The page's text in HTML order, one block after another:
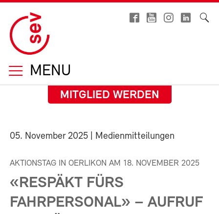
MENU
MITGLIED WERDEN
05. November 2025 | Medienmitteilungen
AKTIONSTAG IN OERLIKON AM 18. NOVEMBER 2025
«RESPÄKT FÜRS
FAHRPERSONAL» – AUFRUF